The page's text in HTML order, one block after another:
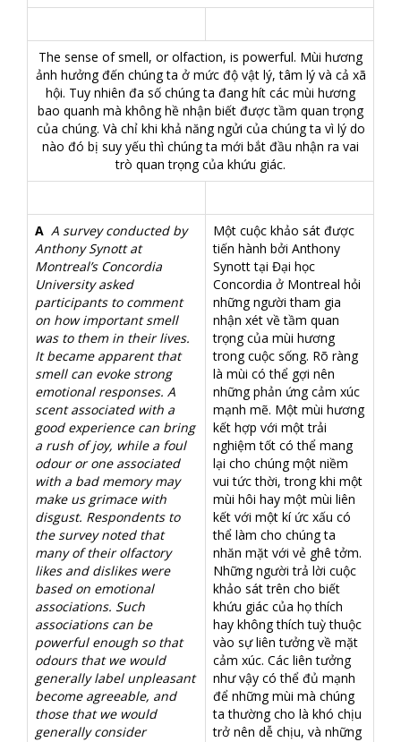
The sense of smell, or olfaction, is powerful. Mùi hương
ảnh hưởng đến chúng ta ở mức độ vật lý, tâm lý và cả xã
hội. Tuy nhiên đa số chúng ta đang hít các mùi hương
bao quanh mà không hề nhận biết được tầm quan trọng
của chúng. Và chỉ khi khả năng ngửi của chúng ta vì lý do
nào đó bị suy yếu thì chúng ta mới bắt đầu nhận ra vai
trò quan trọng của khứu giác.
A A survey conducted by
Anthony Synott at
Montreal’s Concordia
University asked
participants to comment
on how important smell
was to them in their lives.
It became apparent that
smell can evoke strong
emotional responses. A
scent associated with a
good experience can bring
a rush of joy, while a foul
odour or one associated
with a bad memory may
make us grimace with
disgust. Respondents to
the survey noted that
many of their olfactory
likes and dislikes were
based on emotional
associations. Such
associations can be
powerful enough so that
odours that we would
generally label unpleasant
become agreeable, and
those that we would
generally consider
Một cuộc khảo sát được
tiến hành bởi Anthony
Synott tại Đại học
Concordia ở Montreal hỏi
những người tham gia
nhận xét về tầm quan
trọng của mùi hương
trong cuộc sống. Rõ ràng
là mùi có thể gợi nên
những phản ứng cảm xúc
mạnh mẽ. Một mùi hương
kết hợp với một trải
nghiệm tốt có thể mang
lại cho chúng một niềm
vui tức thời, trong khi một
mùi hôi hay một mùi liên
kết với một kí ức xấu có
thể làm cho chúng ta
nhăn mặt với vẻ ghê tởm.
Những người trả lời cuộc
khảo sát trên cho biết
khứu giác của họ thích
hay không thích tuỳ thuộc
vào sự liên tưởng về mặt
cảm xúc. Các liên tưởng
như vậy có thể đủ mạnh
để những mùi mà chúng
ta thường cho là khó chịu
trở nên dễ chịu, và những